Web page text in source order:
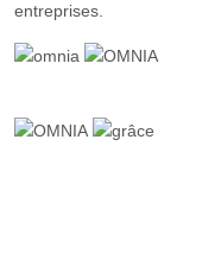
entreprises.